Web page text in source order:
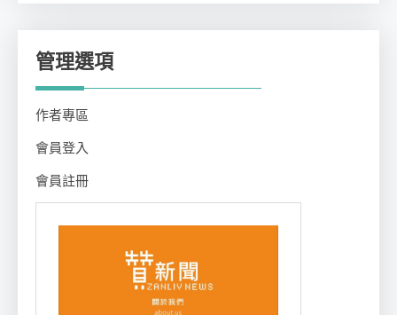
管理選項
作者專區
會員登入
會員註冊